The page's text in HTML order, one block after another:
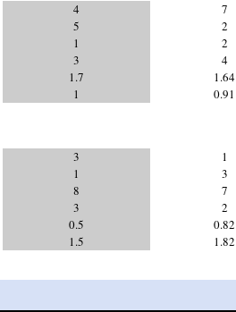
4 7
5 2
1 2
3 4
1.7 1.64
1 0.91
3 1
1 3
8 7
3 2
0.5 0.82
1.5 1.82